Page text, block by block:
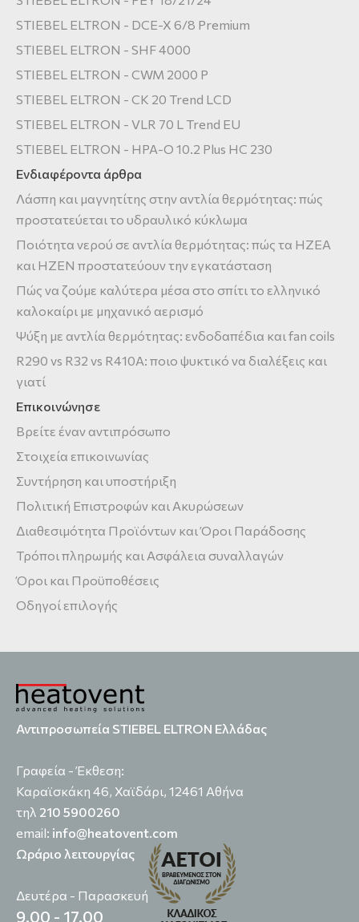
STIEBEL ELTRON - DCE-X 6/8 Premium
STIEBEL ELTRON - SHF 4000
STIEBEL ELTRON - CWM 2000 P
STIEBEL ELTRON - CK 20 Trend LCD
STIEBEL ELTRON - VLR 70 L Trend EU
STIEBEL ELTRON - HPA-O 10.2 Plus HC 230
Ενδιαφέροντα άρθρα
Λάσπη και μαγνητίτης στην αντλία θερμότητας: πώς
προστατεύεται το υδραυλικό κύκλωμα
Ποιότητα νερού σε αντλία θερμότητας: πώς τα HZEA
και HZEN προστατεύουν την εγκατάσταση
Πώς να ζούμε καλύτερα μέσα στο σπίτι το ελληνικό
καλοκαίρι με μηχανικό αερισμό
Ψύξη με αντλία θερμότητας: ενδοδαπέδια και fan coils
R290 vs R32 vs R410A: ποιο ψυκτικό να διαλέξεις και
γιατί
Επικοινώνησε
Βρείτε έναν αντιπρόσωπο
Στοιχεία επικοινωνίας
Συντήρηση και υποστήριξη
Πολιτική Επιστροφών και Ακυρώσεων
Διαθεσιμότητα Προϊόντων και Όροι Παράδοσης
Τρόποι πληρωμής και Ασφάλεια συναλλαγών
Όροι και Προϋποθέσεις
Οδηγοί επιλογής
Αντιπροσωπεία STIEBEL ELTRON Ελλάδας
Γραφεία - Έκθεση:
Καραϊσκάκη 46, Χαϊδάρι, 12461 Αθήνα
τηλ 210 5900260
email: info@heatovent.com
Ωράριο λειτουργίας
Δευτέρα - Παρασκευή
9.00 - 17.00